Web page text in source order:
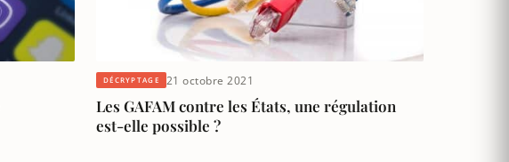
DÉCRYPTAGE 21 octobre 2021
Les GAFAM contre les États, une régulation
est-elle possible ?